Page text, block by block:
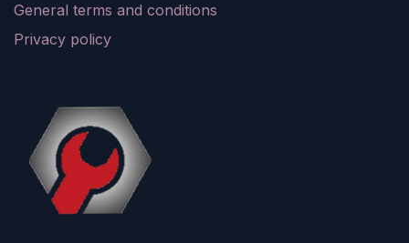
General terms and conditions
Privacy policy